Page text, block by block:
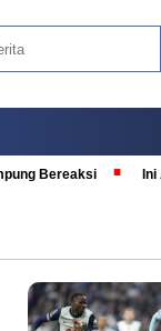
Bereaksi